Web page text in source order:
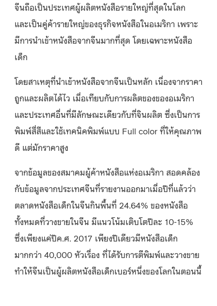
จีนถือเป็นประเทศผู้ผลิตหนังสือรายใหญ่ที่สุดในโลก
และเป็นคู่ค้ารายใหญ่ของธุรกิจหนังสือในอเมริกา เพราะ
มีการนำเข้าหนังสือจากจีนมากที่สุด โดยเฉพาะหนังสือ
เด็ก
โดยสาเหตุที่นำเข้าหนังสือจากจีนเป็นหลัก เนื่องจากราคา
ถูกและผลิตได้ไว เมื่อเทียบกับการผลิตของของอเมริกา
และประเทศอื่นที่มีลักษณะเดียวกับที่จินผลิต ซึ่งเป็นการ
พิมพ์สี่สีและใช้เทคนิคพิมพ์แบบ Full color ที่ให้คุณภาพ
ดี แต่มักราคาสูง
จากข้อมูลของสมาคมผู้ค้าหนังสือแห่งอเมริกา สอดคล้อง
กับข้อมูลจากประเทศจีนที่รายงานออกมาเมื่อปีที่แล้วว่า
ตลาดหนังสือเด็กในจีนกินพื้นที่ 24.64% ของหนังสือ
ทั้งหมดที่วางขายในจีน มีแนวโน้มเติบโตปีละ 10-15%
ซึ่งเพียงแค่ปีค.ศ. 2017 เพียงปีเดียวมีหนังสือเด็ก
มากกว่า 40,000 หัวเรื่อง ที่ได้รับการตีพิมพ์และวางขาย
ทำให้จีนเป็นผู้ผลิตหนังสือเด็กเบอร์หนึ่งของโลกในตอนนี้